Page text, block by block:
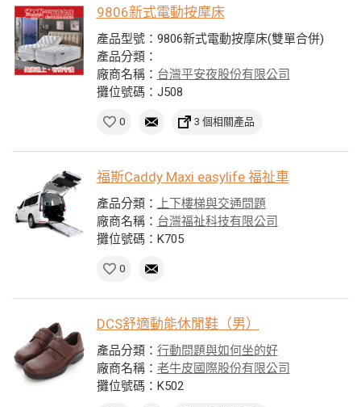
9806新式電動按摩床
產品型號：9806新式電動按摩床(雙單合併)
產品分類：
廠商名稱： 台灣平安夜股份有限公司
攤位號碼：J508
0 3 個相關產品
福斯Caddy Maxi easylife 福祉車
產品分類：
上下樓梯與交通問題
廠商名稱： 台灣福祉科技有限公司
攤位號碼：K705
0
DCS舒適動能休閒鞋（男）
產品分類： 行動問題與如何坐的好
廠商名稱： 老牛皮國際股份有限公司
攤位號碼：K502